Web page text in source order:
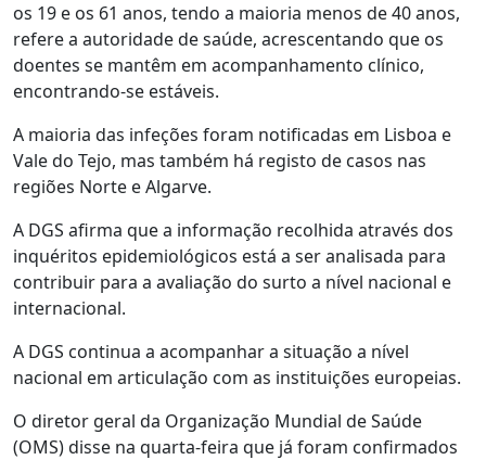
os 19 e os 61 anos, tendo a maioria menos de 40 anos,
refere a autoridade de saúde, acrescentando que os
doentes se mantêm em acompanhamento clínico,
encontrando-se estáveis.
A maioria das infeções foram notificadas em Lisboa e
Vale do Tejo, mas também há registo de casos nas
regiões Norte e Algarve.
A DGS afirma que a informação recolhida através dos
inquéritos epidemiológicos está a ser analisada para
contribuir para a avaliação do surto a nível nacional e
internacional.
A DGS continua a acompanhar a situação a nível
nacional em articulação com as instituições europeias.
O diretor geral da Organização Mundial de Saúde
(OMS) disse na quarta-feira que já foram confirmados